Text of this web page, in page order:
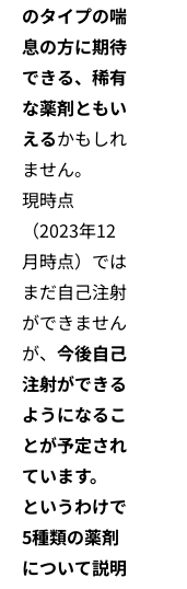
のタイプの喘
息の方に期待
できる、稀有
な薬剤ともい
えるかもしれ
ません。
現時点
（2023年12
月時点）では
まだ自己注射
ができません
が、 今後自己
注射ができる
ようになるこ
とが予定され
ています。
というわけで
5種類の薬剤
について説明